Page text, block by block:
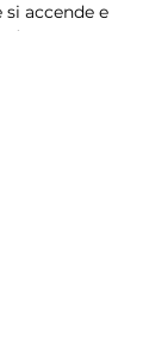
accende e
un